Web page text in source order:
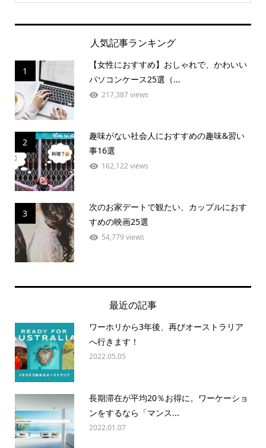
人気記事ランキング
1
【女性におすすめ】おしゃれで、かわいい
パソコンケース25選（...
217,387 views
2
趣味がない社会人におすすめの趣味&習い
事16選
162,122 views
3
次のお家デートで観たい、カップルにおす
すめの映画25選
54,779 views
最近の記事
ワーホリから3年後、再びオーストラリア
へ行きます！
2022.05.05
長期滞在が平均20％お得に。ワーケーショ
ンをするなら「マンス...
2022.01.07